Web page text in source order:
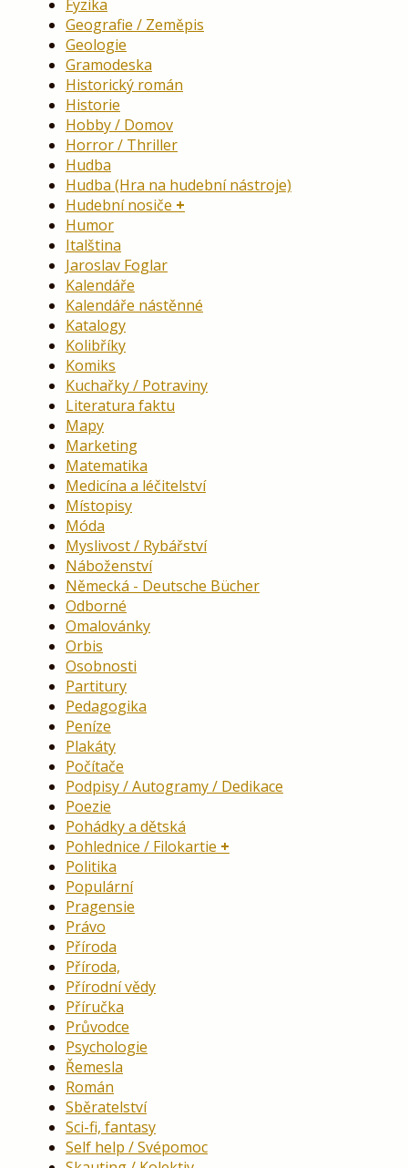
Fyzika
Geografie / Zeměpis
Geologie
Gramodeska
Historický román
Historie
Hobby / Domov
Horror / Thriller
Hudba
Hudba (Hra na hudební nástroje)
Hudební nosiče
Humor
Italština
Jaroslav Foglar
Kalendáře
Kalendáře nástěnné
Katalogy
Kolibříky
Komiks
Kuchařky / Potraviny
Literatura faktu
Mapy
Marketing
Matematika
Medicína a léčitelství
Místopisy
Móda
Myslivost / Rybářství
Náboženství
Německá - Deutsche Bücher
Odborné
Omalovánky
Orbis
Osobnosti
Partitury
Pedagogika
Peníze
Plakáty
Počítače
Podpisy / Autogramy / Dedikace
Poezie
Pohádky a dětská
Pohlednice / Filokartie
Politika
Populární
Pragensie
Právo
Příroda
Příroda,
Přírodní vědy
Příručka
Průvodce
Psychologie
Řemesla
Román
Sběratelství
Sci-fi, fantasy
Self help / Svépomoc